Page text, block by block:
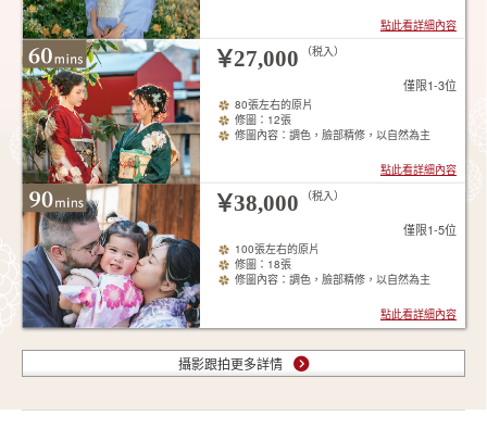
點此看詳細內容
￥27,000 （税入）
僅限1-3位
80張左右的原片
修圖：12張
修圖內容：調色，臉部精修，以自然為主
點此看詳細內容
￥38,000 （税入）
僅限1-5位
100張左右的原片
修圖：18張
修圖內容：調色，臉部精修，以自然為主
點此看詳細內容
攝影跟拍更多詳情